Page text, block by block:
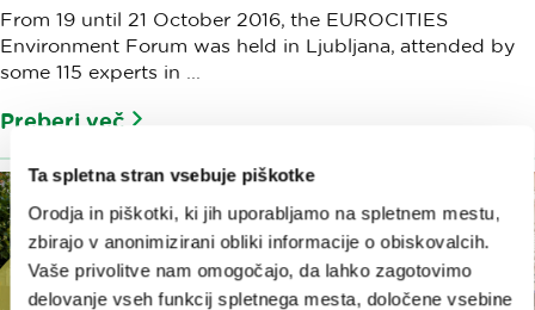
Ta spletna stran vsebuje piškotke
Orodja in piškotki, ki jih uporabljamo na spletnem mestu,
zbirajo v anonimizirani obliki informacije o obiskovalcih.
Vaše privolitve nam omogočajo, da lahko zagotovimo
delovanje vseh funkcij spletnega mesta, določene vsebine
From 19 until 21 October 2016, the EUROCITIES
Environment Forum was held in Ljubljana, attended by
some 115 experts in ...
Preberi več